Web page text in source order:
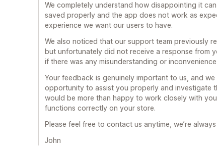
Conversão de moeda Localização
Acumulação de descontos Automatizações
Etiquetagem Filtros Rastreio Relatórios
API e webhooks
Frequentemente comprados em conjunto
Intervalos de quantidade Descontos de
Descontos diferenciados
Atualização da subscrição Processamento
Análise de dados
Testes A/B Taxas de cliques Taxas de
Desempenho da recomendação
Sugestões
Canalize o desempenho
We completely understand how disappointing it
saved properly and the app does not work as
experience we want our users to have.
We also noticed that our support team previously
but unfortunately did not receive a response from
if there was any misunderstanding or
Your feedback is genuinely important to us, and
opportunity to assist you properly and investigate
would be more than happy to work closely with
functions correctly on your store.
Please feel free to contact us anytime, we’re
John